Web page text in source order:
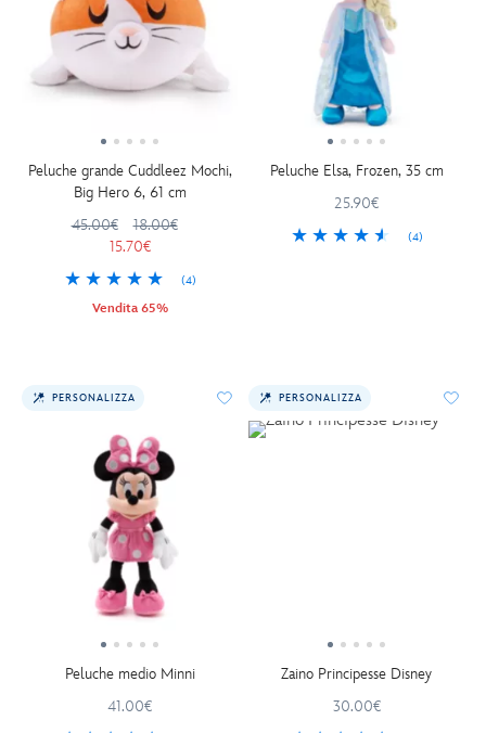
Peluche grande Cuddleez Mochi,
Big Hero 6, 61 cm
45.00€
18.00€
15.70€
(4)
Vendita 65%
Peluche Elsa, Frozen, 35 cm
25.90€
(4)
PERSONALIZZA
Peluche medio Minni
41.00€
PERSONALIZZA
Zaino Principesse Disney
30.00€